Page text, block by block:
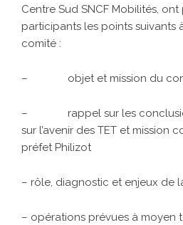
Centre Sud SNCF Mobilités,
participants les points suivants
comité :
– objet et mission du
– rappel sur les
sur l’avenir des TET et mission
préfet Philizot
– rôle, diagnostic et enjeux de
– opérations prévues à moyen